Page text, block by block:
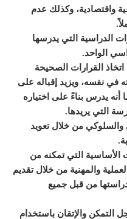
واقتصادية، وكذلك عدم
.
الدراسية التي يدرسها
الواحد.
القرارات الصحيحة
في نفسه، ويزيد إقباله على
أنه يدرس بناءً على اختياره
التي يريدها.
من خلال تعويد
.
الأساسية التي تمكنه من
والمهنية من خلال تقديم
من قبل جميع
التمكن والإتقان باستخدام